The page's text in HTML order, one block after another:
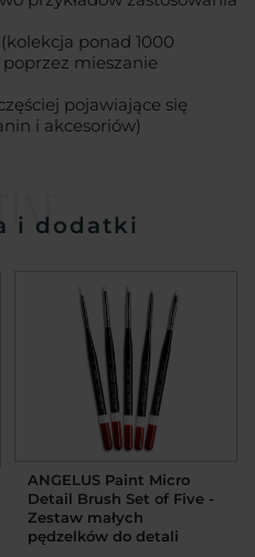
(kolekcja ponad 1000
mieszanie
pojawiające się
i akcesoriów)
i dodatki
ANGELUS Paint Micro
Detail Brush Set of Five -
Zestaw małych
pędzelków do detali